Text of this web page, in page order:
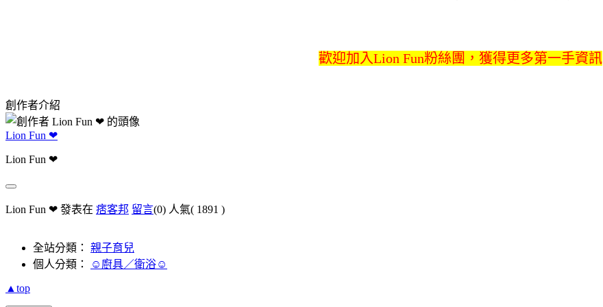
歡迎加入Lion Fun粉絲團，獲得更多第一手資訊
創作者介紹
Lion Fun ❤
Lion Fun ❤
Lion Fun ❤ 發表在 痞客邦 留言(0) 人氣( 1891 )
全站分類： 親子育兒
個人分類：
☺廚具／衛浴☺
▲top